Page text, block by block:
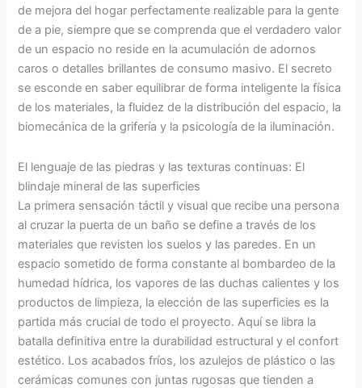
de mejora del hogar perfectamente realizable para la gente
de a pie, siempre que se comprenda que el verdadero valor
de un espacio no reside en la acumulación de adornos
caros o detalles brillantes de consumo masivo. El secreto
se esconde en saber equilibrar de forma inteligente la física
de los materiales, la fluidez de la distribución del espacio, la
biomecánica de la grifería y la psicología de la iluminación.
El lenguaje de las piedras y las texturas continuas: El
blindaje mineral de las superficies
La primera sensación táctil y visual que recibe una persona
al cruzar la puerta de un baño se define a través de los
materiales que revisten los suelos y las paredes. En un
espacio sometido de forma constante al bombardeo de la
humedad hídrica, los vapores de las duchas calientes y los
productos de limpieza, la elección de las superficies es la
partida más crucial de todo el proyecto. Aquí se libra la
batalla definitiva entre la durabilidad estructural y el confort
estético. Los acabados fríos, los azulejos de plástico o las
cerámicas comunes con juntas rugosas que tienden a